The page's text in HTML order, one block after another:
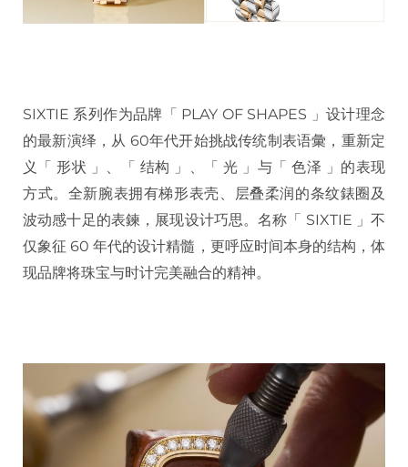
SIXTIE 系列作为品牌「 PLAY OF SHAPES 」设计理念
的最新演绎，从 60年代开始挑战传统制表语彙，重新定
义「 形状 」、「 结构 」、「 光 」与「 色泽 」的表现
方式。全新腕表拥有梯形表壳、层叠柔润的条纹錶圈及
波动感十足的表鍊，展现设计巧思。名称「 SIXTIE 」不
仅象征 60 年代的设计精髓，更呼应时间本身的结构，体
现品牌将珠宝与时计完美融合的精神。